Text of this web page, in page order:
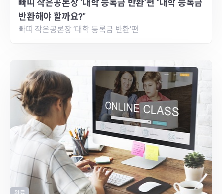
빠띠 작은공론장 ‘대학 등록금 반환’편 "대학 등록금
반환해야 할까요?"
빠띠 작은공론장 ‘대학 등록금 반환’편